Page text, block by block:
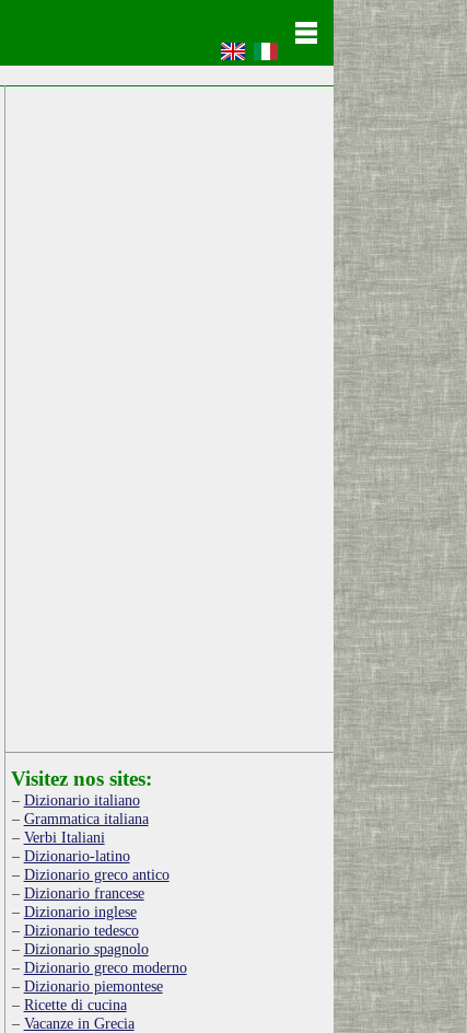
Visitez nos sites:
Dizionario italiano
Grammatica italiana
Verbi Italiani
Dizionario-latino
Dizionario greco antico
Dizionario francese
Dizionario inglese
Dizionario tedesco
Dizionario spagnolo
Dizionario greco moderno
Dizionario piemontese
Ricette di cucina
Vacanze in Grecia